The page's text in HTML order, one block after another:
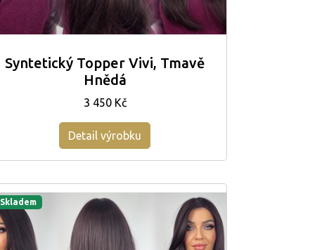
Syntetický Topper Vivi, Tmavě
Hnědá
3 450 Kč
Detail výrobku
Skladem